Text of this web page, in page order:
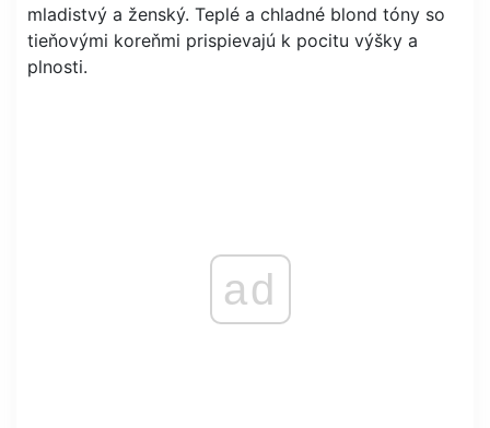
mladistvý a ženský. Teplé a chladné blond tóny so
tieňovými koreňmi prispievajú k pocitu výšky a
plnosti.
ad